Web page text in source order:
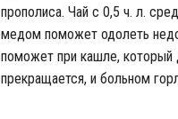
прополиса. Чай с 0,5 ч. л.
медом поможет одолеть
поможет при кашле, который
прекращается, и больном